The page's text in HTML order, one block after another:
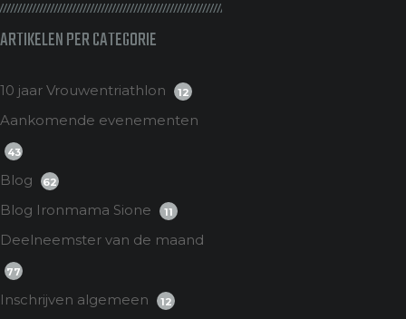
ARTIKELEN PER CATEGORIE
10 jaar Vrouwentriathlon 12
Aankomende evenementen
43
Blog 62
Blog Ironmama Sione 11
Deelneemster van de maand
77
Inschrijven algemeen 12